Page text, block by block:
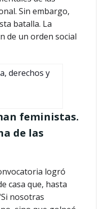
Sin embargo,
batalla. La
de un orden social
feministas.
de las
logró
casa que, hasta
nosotras